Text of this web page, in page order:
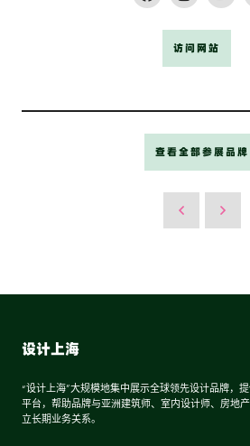
访问网站
查看全部参展品牌
设计上海
“设计上海”大规模地集中展示全球领先设计品牌，
平台，帮助品牌与亚洲建筑师、室内设计师、房地
立长期业务关系。